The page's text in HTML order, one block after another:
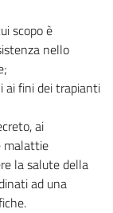
scopo è
nello
ai fini dei trapianti
ai
malattie
la salute della
ad una